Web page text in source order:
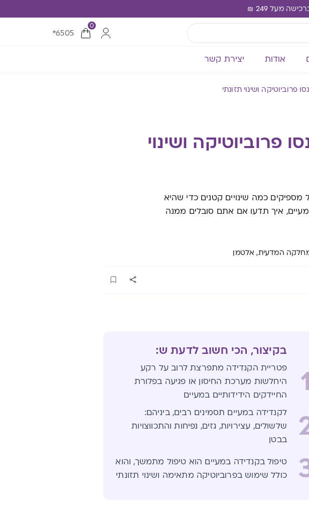
0
*6505
אודות יצירת קשר
פרוביוטיקה ושינוי תזונתי
פרוביוטיקה ושינוי
כמה שינויים קטנים כדי שהיא
איך תדעו אם אתם סובלים ממנה
בקיצור, הכי חשוב לדעת ש:
1
פטריית הקנדידה מתפרצת לרוב על רקע
היחלשות מערכת החיסון או פגיעה בפלורת
החיידקים הידידותיים במעיים
לקנדידה במעיים תסמינים רבים, ביניהם:
שלשולים, עצירויות, גזים, נפיחות והתכווצויות
בבטן
טיפול בקנדידה במעיים הוא טיפול מתמשך, והוא
כולל שימוש בפרוביוטיקה מתאימה ושינוי תזונתי